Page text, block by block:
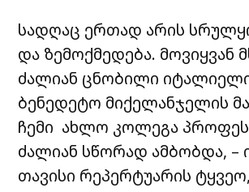
სადღაც ერთად არის
და ზემოქმედება. მოვიყვან
ძალიან ცნობილი
ბენედეტო მიქელანჯელის
ჩემი ახლო კოლეგა
ძალიან სწორად ამბობდა, –
თავისი რეპერტუარის ტყვეო,